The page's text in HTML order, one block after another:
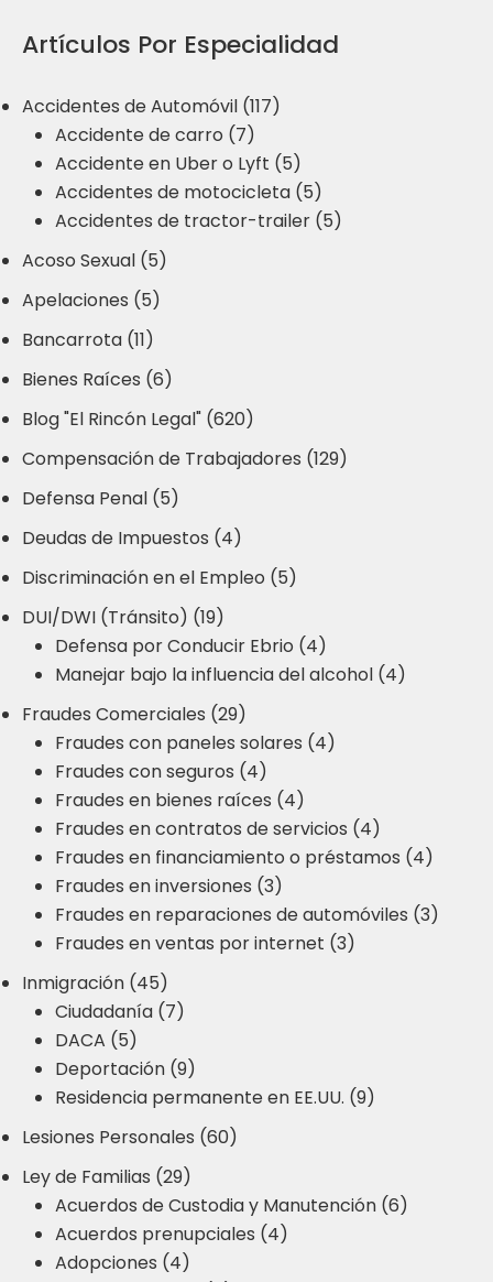
Artículos Por Especialidad
Accidentes de Automóvil (117)
Accidente de carro (7)
Accidente en Uber o Lyft (5)
Accidentes de motocicleta (5)
Accidentes de tractor-trailer (5)
Acoso Sexual (5)
Apelaciones (5)
Bancarrota (11)
Bienes Raíces (6)
Blog "El Rincón Legal" (620)
Compensación de Trabajadores (129)
Defensa Penal (5)
Deudas de Impuestos (4)
Discriminación en el Empleo (5)
DUI/DWI (Tránsito) (19)
Defensa por Conducir Ebrio (4)
Manejar bajo la influencia del alcohol (4)
Fraudes Comerciales (29)
Fraudes con paneles solares (4)
Fraudes con seguros (4)
Fraudes en bienes raíces (4)
Fraudes en contratos de servicios (4)
Fraudes en financiamiento o préstamos (4)
Fraudes en inversiones (3)
Fraudes en reparaciones de automóviles (3)
Fraudes en ventas por internet (3)
Inmigración (45)
Ciudadanía (7)
DACA (5)
Deportación (9)
Residencia permanente en EE.UU. (9)
Lesiones Personales (60)
Ley de Familias (29)
Acuerdos de Custodia y Manutención (6)
Acuerdos prenupciales (4)
Adopciones (4)